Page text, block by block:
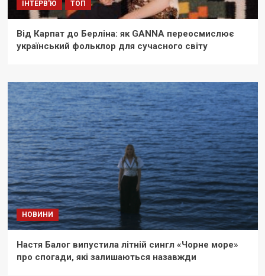
ІНТЕРВ'Ю ТОП
Від Карпат до Берліна: як GANNA переосмислює
український фольклор для сучасного світу
НОВИНИ
Настя Балог випустила літній сингл «Чорне море»
про спогади, які залишаються назавжди